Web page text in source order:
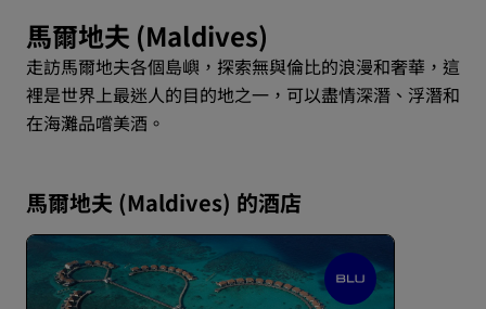
馬爾地夫 (Maldives)
走訪馬爾地夫各個島嶼，探索無與倫比的浪漫和奢華，這
裡是世界上最迷人的目的地之一，可以盡情深潛、浮潛和
在海灘品嚐美酒。
馬爾地夫 (Maldives) 的酒店